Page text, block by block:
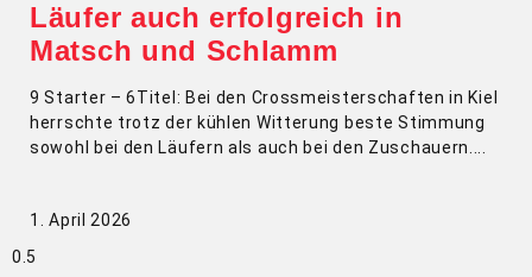
Läufer auch erfolgreich in
Matsch und Schlamm
9 Starter – 6Titel: Bei den Crossmeisterschaften in Kiel
herrschte trotz der kühlen Witterung beste Stimmung
sowohl bei den Läufern als auch bei den Zuschauern.
1. April 2026